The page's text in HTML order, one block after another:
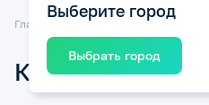
Выберите город
Выбрать город
Главная Компрессионный